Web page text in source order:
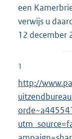
een
verwijs u
12 december
1
E
x
t
e
http://